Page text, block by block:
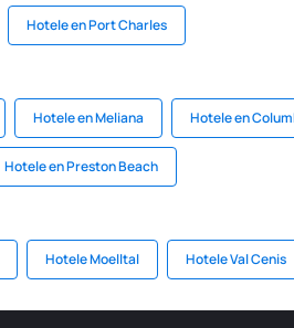
Hotele en Port Charles
Hotele en Meliana Hotele en
Hotele en Preston Beach
Hotele Moelltal Hotele Val Cenis